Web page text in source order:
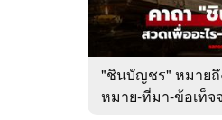
"ชินบัญชร" หมายถึ
หมาย-ที่มา-ข้อเท็จ